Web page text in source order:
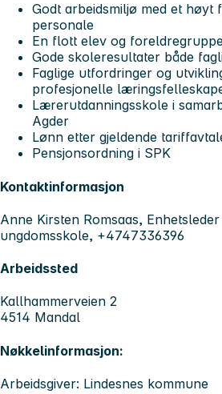
Godt arbeidsmiljø med et høyt
personale
En flott elev og
Gode skoleresultater både
Faglige utfordringer og
profesjonelle
Lærerutdanningsskole i
Agder
Lønn etter gjeldende
Pensjonsordning i SPK
Kontaktinformasjon
Anne Kirsten Romsaas,
ungdomsskole, +4747336396
Arbeidssted
Kallhammerveien 2
4514 Mandal
Nøkkelinformasjon:
Arbeidsgiver: Lindesnes kommune